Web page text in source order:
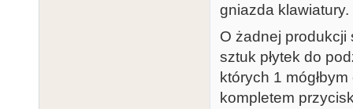
gniazda klawiatury.
O żadnej produkcji
sztuk płytek do
których 1
kompletem